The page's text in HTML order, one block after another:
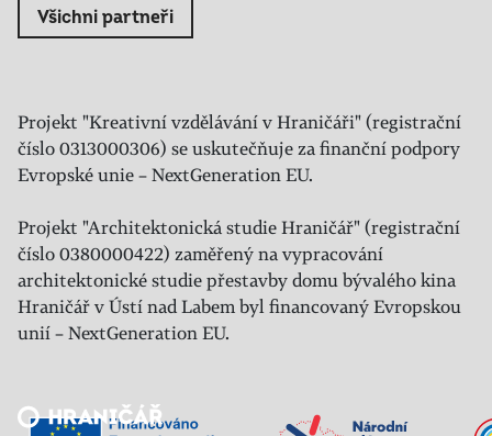
Všichni partneři
Projekt "Kreativní vzdělávání v Hraničáři" (registrační
číslo 0313000306) se uskutečňuje za finanční podpory
Evropské unie – NextGeneration EU.
Projekt "Architektonická studie Hraničář" (registrační
číslo 0380000422) zaměřený na vypracování
architektonické studie přestavby domu bývalého kina
Hraničář v Ústí nad Labem byl financovaný Evropskou
unií – NextGeneration EU.